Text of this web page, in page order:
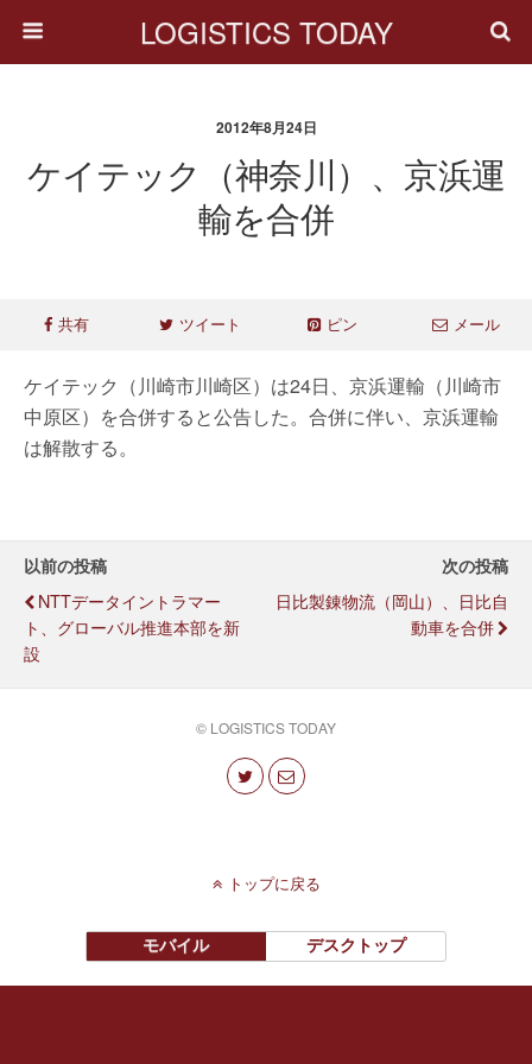
LOGISTICS TODAY
2012年8月24日
ケイテック（神奈川）、京浜運
輸を合併
共有 ツイート ピン メール
ケイテック（川崎市川崎区）は24日、京浜運輸（川崎市
中原区）を合併すると公告した。合併に伴い、京浜運輸
は解散する。
以前の投稿
NTTデータイントラマー
ト、グローバル推進本部を新
設
次の投稿
日比製錬物流（岡山）、日比自
動車を合併
© LOGISTICS TODAY
トップに戻る
モバイル デスクトップ